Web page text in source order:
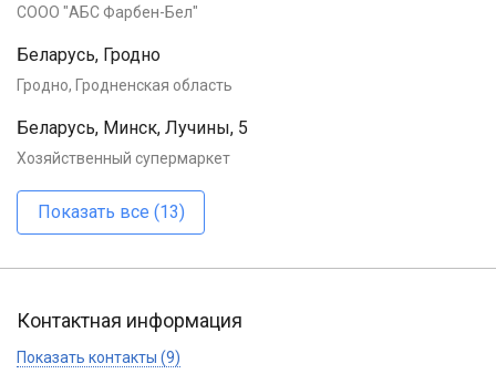
СООО "АБС Фарбен-Бел"
Беларусь, Гродно
Гродно, Гродненская область
Беларусь, Минск, Лучины, 5
Хозяйственный супермаркет
Показать все (13)
Контактная информация
Показать контакты (9)